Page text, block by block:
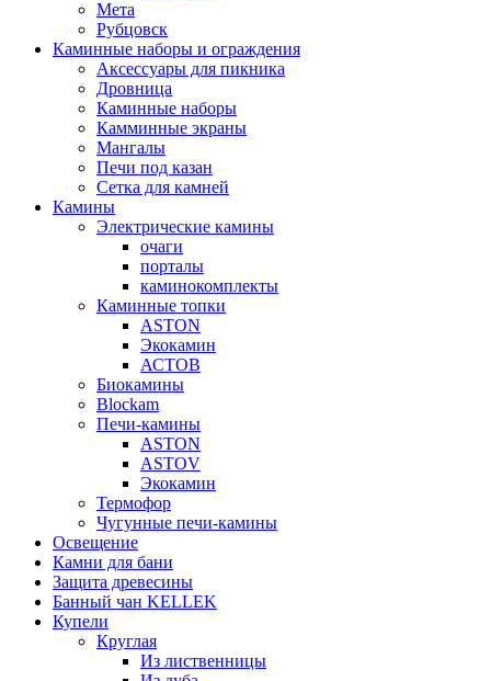
Мета
Рубцовск
Каминные наборы и ограждения
Аксессуары для пикника
Дровница
Каминные наборы
Камминные экраны
Мангалы
Печи под казан
Сетка для камней
Камины
Электрические камины
очаги
порталы
каминокомплекты
Каминные топки
ASTON
Экокамин
АСТОВ
Биокамины
Blockam
Печи-камины
ASTON
АSTOV
Экокамин
Термофор
Чугунные печи-камины
Освещение
Камни для бани
Защита древесины
Банный чан KELLEK
Купели
Круглая
Из лиственницы